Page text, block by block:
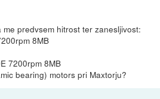
predvsem hitrost ter zanesljivost:
8MB
7200rpm 8MB
bearing) motors pri Maxtorju?